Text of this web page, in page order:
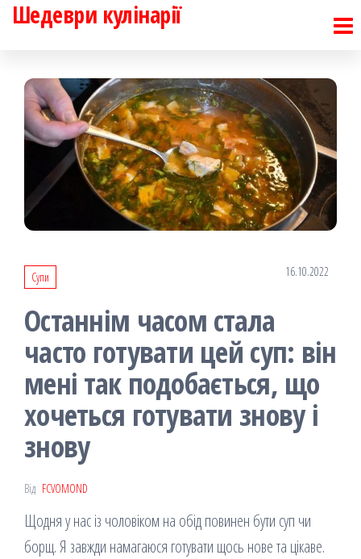
Перейти
Шедеври кулінарії
Супи 16.10.2022
Останнім часом стала
часто готувати цей суп: він
мені так подобається, що
хочеться готувати знову і
знову
Від FCVOMOND
Щодня у нас із чоловіком на обід повинен бути суп чи
борщ. Я завжди намагаюся готувати щось нове та цікаве.